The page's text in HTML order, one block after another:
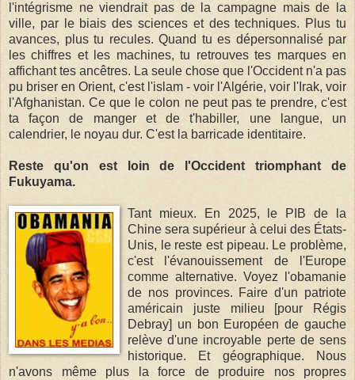
l'intégrisme ne viendrait pas de la campagne mais de la
ville, par le biais des sciences et des techniques. Plus tu
avances, plus tu recules. Quand tu es dépersonnalisé par
les chiffres et les machines, tu retrouves tes marques en
affichant tes ancêtres. La seule chose que l'Occident n'a pas
pu briser en Orient, c'est l'islam - voir l'Algérie, voir l'Irak, voir
l'Afghanistan. Ce que le colon ne peut pas te prendre, c'est
ta façon de manger et de t'habiller, une langue, un
calendrier, le noyau dur. C'est la barricade identitaire.
Reste qu'on est loin de l'Occident triomphant de
Fukuyama.
Tant mieux. En 2025, le PIB de la
Chine sera supérieur à celui des États-
Unis, le reste est pipeau. Le problème,
c'est l'évanouissement de l'Europe
comme alternative. Voyez l'obamanie
de nos provinces. Faire d'un patriote
américain juste milieu [pour Régis
Debray] un bon Européen de gauche
relève d'une incroyable perte de sens
historique. Et géographique. Nous
n'avons même plus la force de produire nos propres